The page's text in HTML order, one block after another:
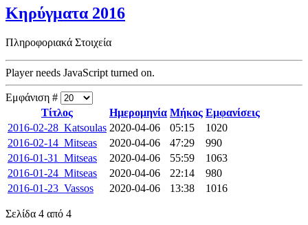
Κηρύγματα 2016
Πληροφοριακά Στοιχεία
Player needs JavaScript turned on.
Εμφάνιση #
Τίτλος
Ημερομηνία Μήκος Εμφανίσεις
2016-02-28_Katsoulas 2020-04-06 05:15
1020
2016-02-14_Mitseas
2020-04-06 47:29
990
2016-01-31_Mitseas
2020-04-06 55:59
1063
2016-01-24_Mitseas
2020-04-06 22:14
980
2016-01-23_Vassos
2020-04-06 13:38 1016
Σελίδα 4 από 4